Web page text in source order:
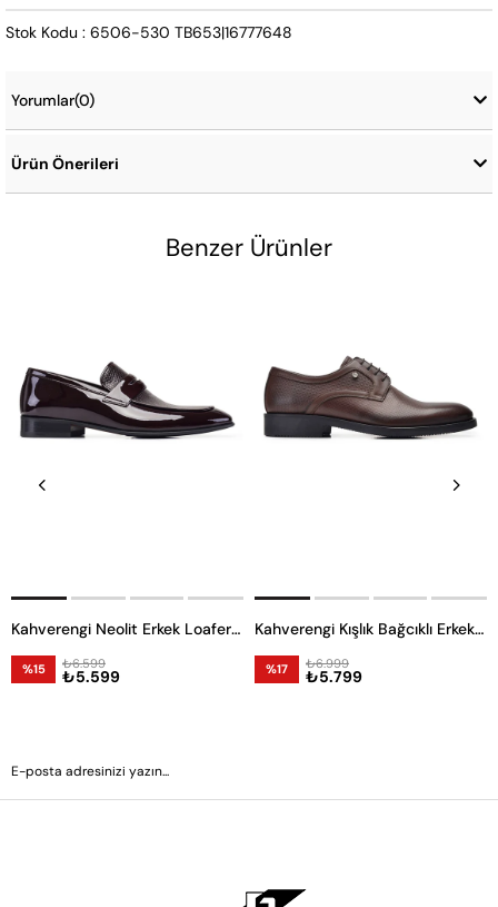
Stok Kodu : 6506-530 TB653|16777648
Yorumlar(0)
Ürün Önerileri
Benzer Ürünler
Kahverengi Neolit Erkek Loafer Ayakkabı
%15 ₺5.599
₺6.599
Kahverengi Kışlık Bağcıklı Erkek Ayakkabı -12006-
%17 ₺5.799
₺6.999